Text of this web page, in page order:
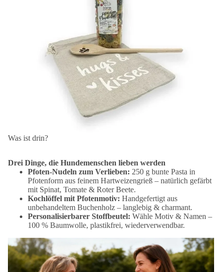
Was ist drin?
Drei Dinge, die Hundemenschen lieben werden
Pfoten-Nudeln zum Verlieben: 250 g bunte Pasta in
Pfotenform aus feinem Hartweizengrieß – natürlich gefärbt
mit Spinat, Tomate & Roter Beete.
Kochlöffel mit Pfotenmotiv: Handgefertigt aus
unbehandeltem Buchenholz – langlebig & charmant.
Personalisierbarer Stoffbeutel: Wähle Motiv & Namen –
100 % Baumwolle, plastikfrei, wiederverwendbar.